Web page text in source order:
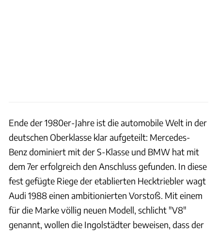
Ende der 1980er-Jahre ist die automobile Welt in der
deutschen Oberklasse klar aufgeteilt: Mercedes-
Benz dominiert mit der S-Klasse und BMW hat mit
dem 7er erfolgreich den Anschluss gefunden. In diese
fest gefügte Riege der etablierten Hecktriebler wagt
Audi 1988 einen ambitionierten Vorstoß. Mit einem
für die Marke völlig neuen Modell, schlicht "V8"
genannt, wollen die Ingolstädter beweisen, dass der